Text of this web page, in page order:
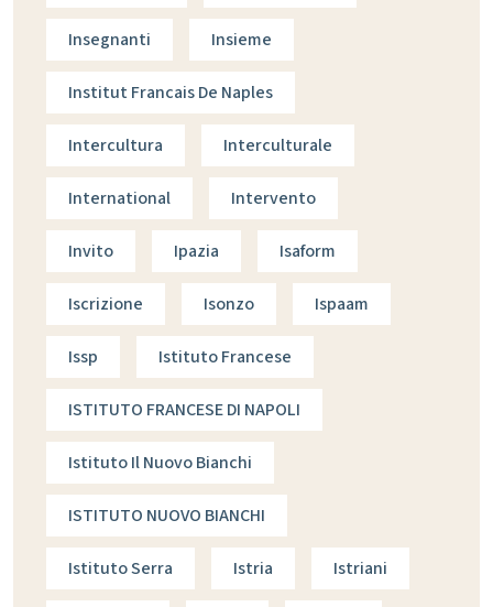
Insegnanti Insieme
Institut Francais De Naples
Intercultura Interculturale
International Intervento
Invito Ipazia Isaform
Iscrizione Isonzo Ispaam
Issp Istituto Francese
ISTITUTO FRANCESE DI NAPOLI
Istituto Il Nuovo Bianchi
ISTITUTO NUOVO BIANCHI
Istituto Serra Istria Istriani